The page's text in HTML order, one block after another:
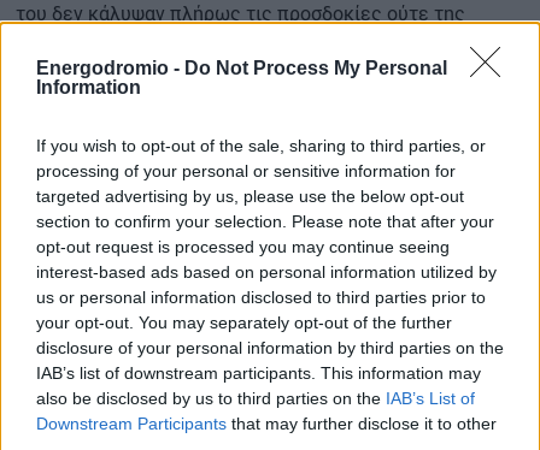
Energodromio - Do Not Process My Personal
Information
If you wish to opt-out of the sale, sharing to third parties, or
processing of your personal or sensitive information for
targeted advertising by us, please use the below opt-out
section to confirm your selection. Please note that after your
opt-out request is processed you may continue seeing
interest-based ads based on personal information utilized by
us or personal information disclosed to third parties prior to
your opt-out. You may separately opt-out of the further
disclosure of your personal information by third parties on the
IAB’s list of downstream participants. This information may
also be disclosed by us to third parties on the IAB’s List of
Downstream Participants that may further disclose it to other
του δεν κάλυψαν πλήρως τις προσδοκίες ούτε της
προσπάθειες για την εξασφάλιση της απαραίτητης
έγκρισης από τηνΕυρωπαϊκή Επιτροπήσχετικά με την
πενταετή παράταση των συμβάσεων λειτουργικής
ενίσχυσης.
Αναφορικά με την εμπροσθοβαρή ενίσχυση, ο υπουργός
υπογράμμισε ότι μπορεί να λειτουργήσει ως σημαντική
ανάσα για τους παραγωγούς, ωστόσο θα πρέπει να
καθοριστούν με σαφήνεια τόσο οι δικαιούχοι όσο και ο
τρόπος επιστροφής της ενίσχυσης.